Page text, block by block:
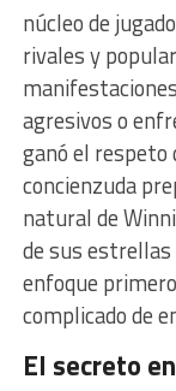
núcleo de
rivales y
agresivos o
ganó el respeto
concienzuda
natural de
de sus estrellas
enfoque
complicado de
El secreto